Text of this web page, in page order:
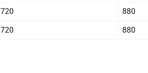
720 880
720 880